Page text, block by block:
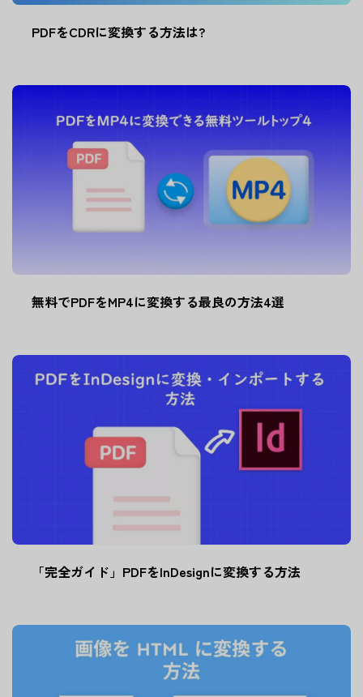
PDFをCDRに変換する方法は?
無料でPDFをMP4に変換する最良の方法4選
「完全ガイド」PDFをInDesignに変換する方法